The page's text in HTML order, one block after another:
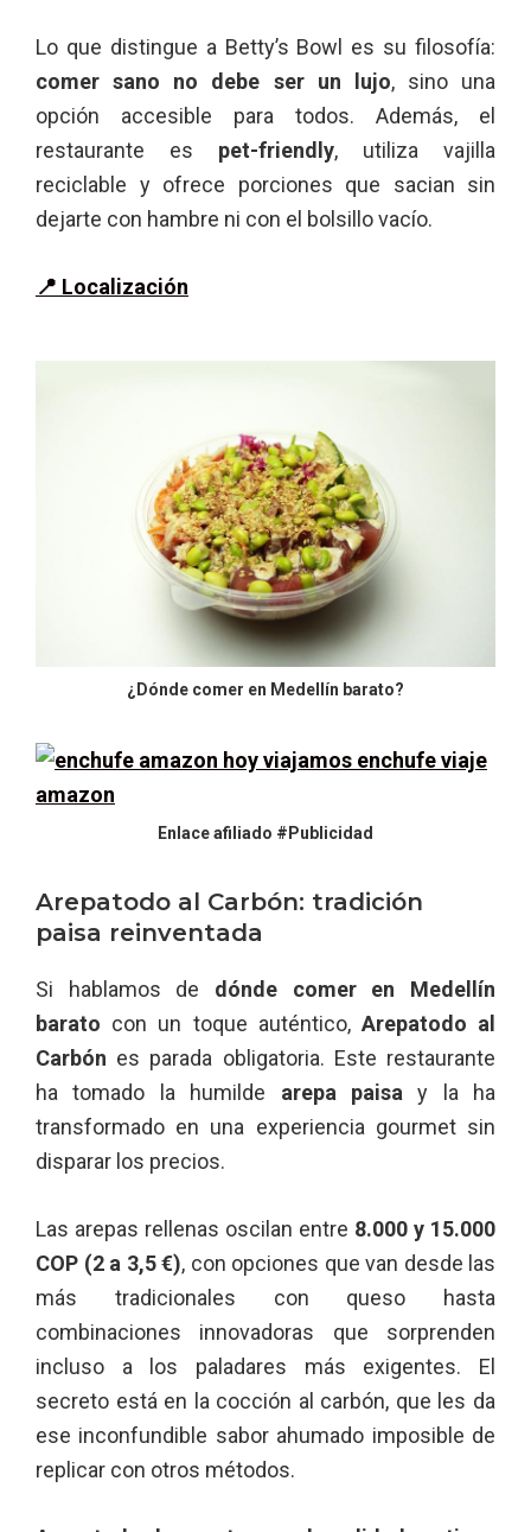
Lo que distingue a Betty’s Bowl es su filosofía:
comer sano no debe ser un lujo, sino una
opción accesible para todos. Además, el
restaurante es pet-friendly, utiliza vajilla
reciclable y ofrece porciones que sacian sin
dejarte con hambre ni con el bolsillo vacío.
📍 Localización
¿Dónde comer en Medellín barato?
Enlace afiliado #Publicidad
Arepatodo al Carbón: tradición
paisa reinventada
Si hablamos de dónde comer en Medellín
barato con un toque auténtico, Arepatodo al
Carbón es parada obligatoria. Este restaurante
ha tomado la humilde arepa paisa y la ha
transformado en una experiencia gourmet sin
disparar los precios.
Las arepas rellenas oscilan entre 8.000 y 15.000
COP (2 a 3,5 €), con opciones que van desde las
más tradicionales con queso hasta
combinaciones innovadoras que sorprenden
incluso a los paladares más exigentes. El
secreto está en la cocción al carbón, que les da
ese inconfundible sabor ahumado imposible de
replicar con otros métodos.